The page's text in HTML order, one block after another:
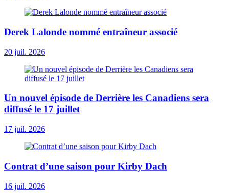
Derek Lalonde nommé entraîneur associé
20 juil. 2026
Un nouvel épisode de Derrière les Canadiens sera
diffusé le 17 juillet
17 juil. 2026
Contrat d’une saison pour Kirby Dach
16 juil. 2026